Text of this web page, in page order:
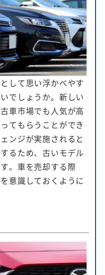
して思い浮かべやす
でしょうか。新しい
車市場でも人気が高
てもらうことができ
ンジが実施されると
るため、古いモデル
。車を売却する際
意識しておくように